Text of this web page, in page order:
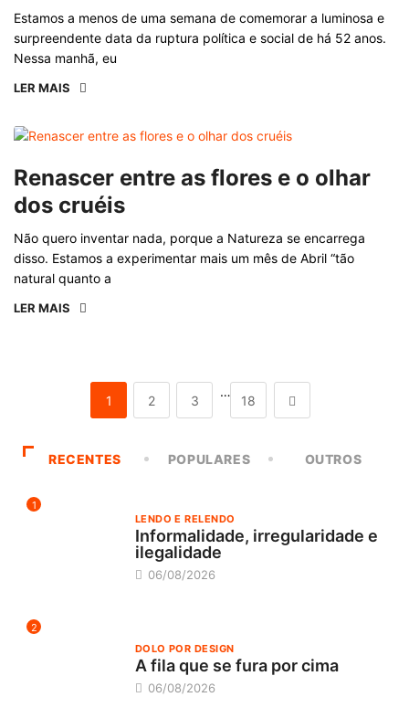
Estamos a menos de uma semana de comemorar a luminosa e
surpreendente data da ruptura política e social de há 52 anos.
Nessa manhã, eu
LER MAIS
Renascer entre as flores e o olhar
dos cruéis
Não quero inventar nada, porque a Natureza se encarrega
disso. Estamos a experimentar mais um mês de Abril “tão
natural quanto a
LER MAIS
1 2 3
…
18
RECENTES POPULARES OUTROS
1
LENDO E RELENDO
Informalidade, irregularidade e
ilegalidade
06/08/2026
2
DOLO POR DESIGN
A fila que se fura por cima
06/08/2026